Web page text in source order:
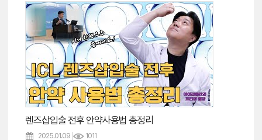
렌즈삽입술 전후 안약사용법 총정리
2025.01.09 1011